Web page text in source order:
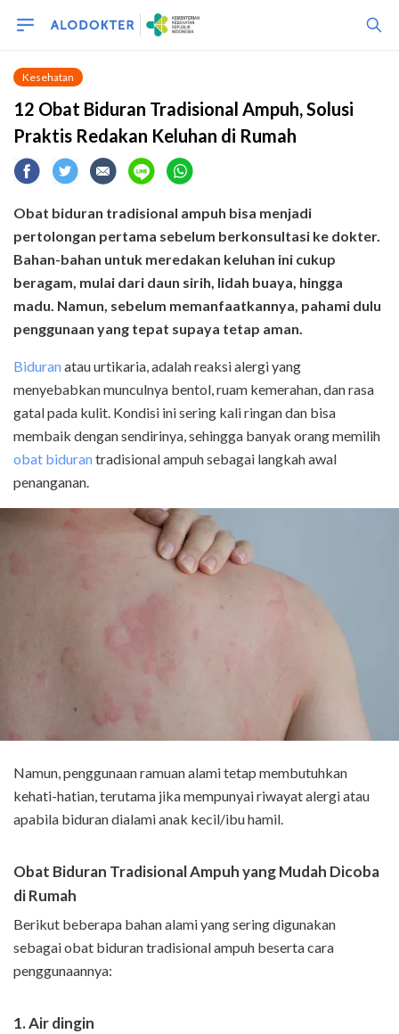
Kesehatan
12 Obat Biduran Tradisional Ampuh, Solusi
Praktis Redakan Keluhan di Rumah
Obat biduran tradisional ampuh bisa menjadi
pertolongan pertama sebelum berkonsultasi ke dokter.
Bahan-bahan untuk meredakan keluhan ini cukup
beragam, mulai dari daun sirih, lidah buaya, hingga
madu. Namun, sebelum memanfaatkannya, pahami dulu
penggunaan yang tepat supaya tetap aman.
Biduranatau urtikaria, adalah reaksi alergi yang
menyebabkan munculnya bentol, ruam kemerahan, dan rasa
gatal pada kulit. Kondisi ini sering kali ringan dan bisa
membaik dengan sendirinya, sehingga banyak orang memilih
obat bidurantradisional ampuh sebagai langkah awal
penanganan.
Namun, penggunaan ramuan alami tetap membutuhkan
kehati-hatian, terutama jika mempunyai riwayat alergi atau
apabila biduran dialami anak kecil/ibu hamil.
Obat Biduran Tradisional Ampuh yang Mudah Dicoba
di Rumah
Berikut beberapa bahan alami yang sering digunakan
sebagai obat biduran tradisional ampuh beserta cara
penggunaannya:
1. Air dingin